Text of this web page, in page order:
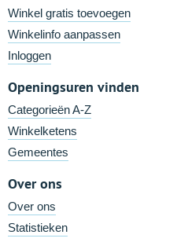
Winkel gratis toevoegen
Winkelinfo aanpassen
Inloggen
Openingsuren vinden
Categorieën A-Z
Winkelketens
Gemeentes
Over ons
Over ons
Statistieken